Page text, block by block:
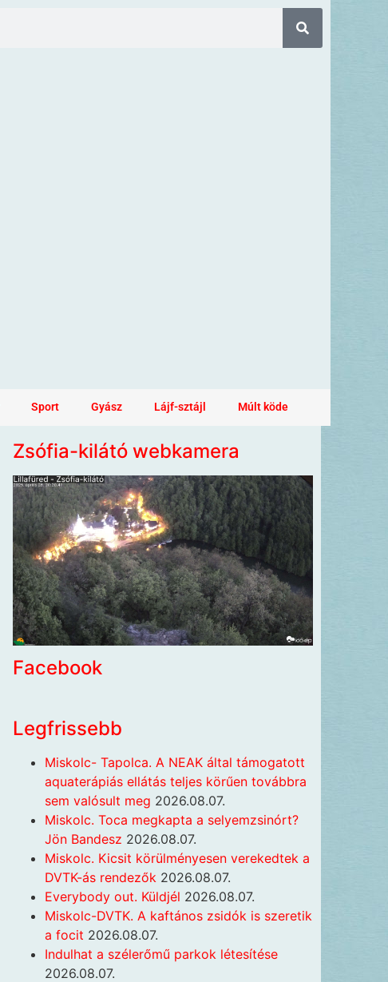
Sport Gyász Lájf-sztájl Múlt köde
Zsófia-kilátó webkamera
Facebook
Legfrissebb
Miskolc- Tapolca. A NEAK által támogatott
aquaterápiás ellátás teljes körűen továbbra
sem valósult meg 2026.08.07.
Miskolc. Toca megkapta a selyemzsinórt?
Jön Bandesz 2026.08.07.
Miskolc. Kicsit körülményesen verekedtek a
DVTK-ás rendezők 2026.08.07.
Everybody out. Küldjél 2026.08.07.
Miskolc-DVTK. A kaftános zsidók is szeretik
a focit 2026.08.07.
Indulhat a szélerőmű parkok létesítése
2026.08.07.